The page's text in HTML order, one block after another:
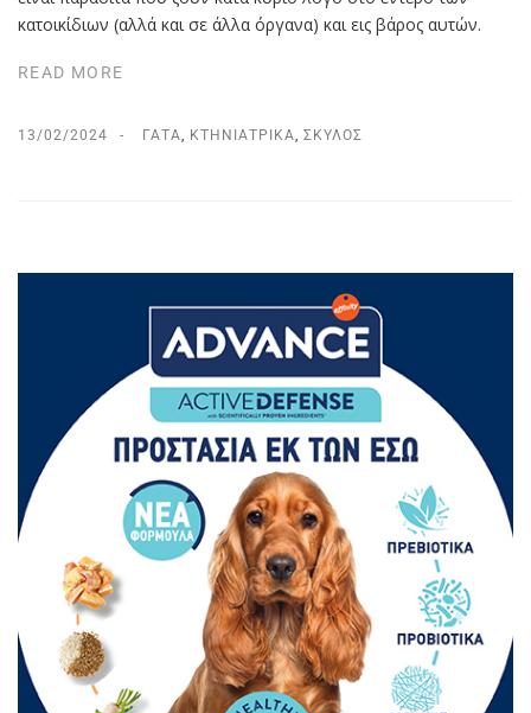
κατοικίδιων (αλλά και σε άλλα όργανα) και εις βάρος αυτών.
READ MORE
13/02/2024 ΓΆΤΑ ΚΤΗΝΙΑΤΡΙΚΆ ΣΚΎΛΟΣ